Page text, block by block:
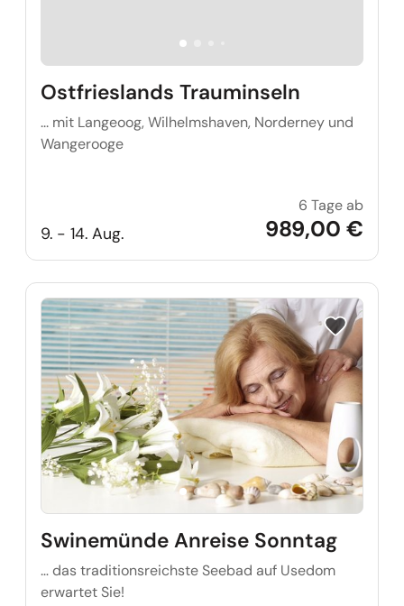
Ostfrieslands Trauminseln
... mit Langeoog, Wilhelmshaven, Norderney und
Wangerooge
9. - 14. Aug.
6 Tage ab
989,00 €
Reise auf
Swinemünde Anreise Sonntag
… das traditionsreichste Seebad auf Usedom
erwartet Sie!